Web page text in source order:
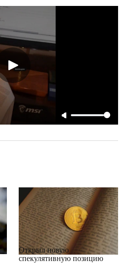
RRCNEWS_RU
Открыл новую
спекулятивную позицию